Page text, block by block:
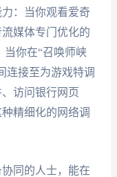
：当你观看爱奇
媒体专门优化的
当你在“召唤师峡
连接至为游戏特调
访问银行网页
精细化的网络调
同的人士，能在